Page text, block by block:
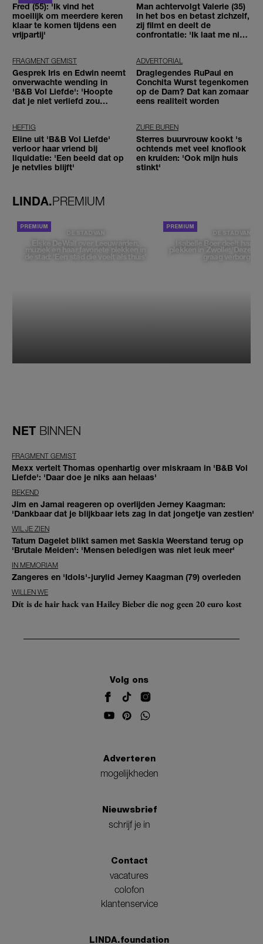
Fred (55): 'Ik vind het
moeilijk om meerdere keren
klaar te komen tijdens een
vrijpartij'
Man achtervolgt Valerie (35)
in het bos en betast zichzelf,
zij filmt en deelt de
confrontatie: 'Ik laat me niet
FRAGMENT GEMIST
Gesprek Iris en Edwin neemt
onverwachte wending in
'B&B Vol Liefde': 'Hoopte
dat je niet verliefd zou
ADVERTORIAL
Draglegendes RuPaul en
Conchita Wurst tegenkomen
op de Dam? Dat kan zomaar
eens realiteit worden
HEFTIG
Eline uit 'B&B Vol Liefde'
verloor haar vriend bij
liquidatie: 'Een beeld dat op
je netvlies blijft'
ZURE BUREN
Sterres buurvrouw kookt 's
ochtends met veel knoflook
en kruiden: 'Ook mijn huis
stinkt'
LINDA.PREMIUM
DE STAD VAN
Elske DeWall over Leeuwarden,
muziek en haar favoriete plekken in
de stad: 'Een stad die voelt als thuis'
DE STAD VAN
Isabelle Boer deelt haar
plekken in Zwolle: 'Deze
graag verborgen'
NET BINNEN
FRAGMENT GEMIST
Mexx vertelt Thomas openhartig over miskraam in 'B&B Vol
Liefde': 'Daar doe je niks aan helaas'
BEKEND
Jim en Jamai reageren op overlijden Jerney Kaagman:
'Dankbaar dat je blijkbaar iets zag in dat jongetje van zestien'
WIL JE ZIEN
Tatum Dagelet blikt samen met Saskia Weerstand terug op
'Brutale Meiden': 'Mensen beledigen was niet leuk meer'
IN MEMORIAM
Zangeres en 'Idols'-jurylid Jerney Kaagman (79) overleden
WILLEN WE
Dít is de hair hack van Hailey Bieber die nog geen 20 euro kost
Volg ons
Adverteren
mogelijkheden
Nieuwsbrief
schrijf je in
Contact
vacatures
colofon
klantenservice
LINDA.foundation